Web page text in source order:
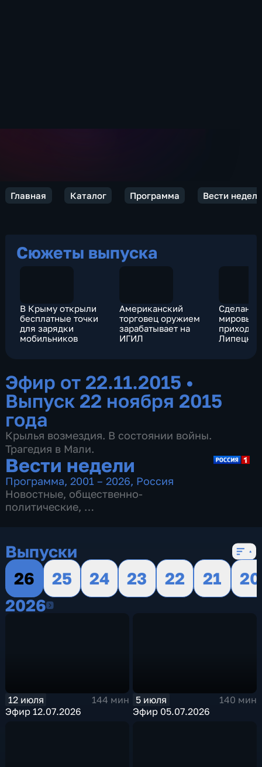
Главная Каталог Программа Вести недели
Сюжеты выпуска
В Крыму открыли
бесплатные точки
для зарядки
мобильников
Американский
торговец оружием
зарабатывает на
ИГИЛ
Сделано
мировые
приходят
Эфир от 22.11.2015 •
Выпуск 22 ноября 2015
года
Крылья возмездия. В состоянии войны.
Трагедия в Мали.
Вести недели
Программа,2001 – 2026, Россия
Новостные, общественно-
политические,
Выпуски
26
25 24 23 22 21
20
20262026
12 июля
144 мин
Эфир 12.07.2026
5 июля
140 мин
Эфир 05.07.2026